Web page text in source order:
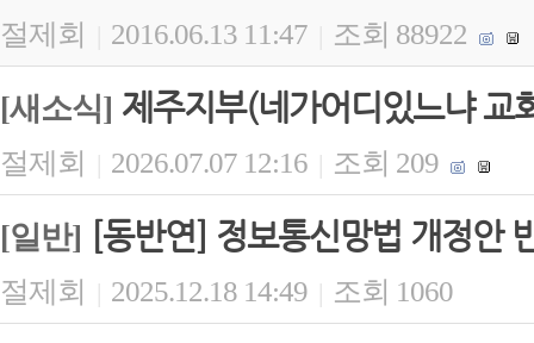
절제회 2016.06.13 11:47 조회 88922
[새소식] 제주지부(네가어디있느냐 교
절제회 | 2026.07.07 12:16 | 조회 209
[일반] [동반연] 정보통신망법 개정안
절제회 | 2025.12.18 14:49 | 조회 1060